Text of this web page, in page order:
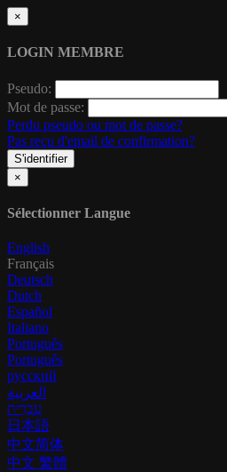
×
LOGIN MEMBRE
Pseudo:
Mot de passe:
Perdu pseudo ou mot de passe?
Pas reçu d'email de confirmation?
S'identifier
×
Sélectionner Langue
English
Français
Deutsch
Dutch
Español
Italiano
Português
Português
русский
العربية
עִבְרִית
日本語
中文简体
中文 繁體